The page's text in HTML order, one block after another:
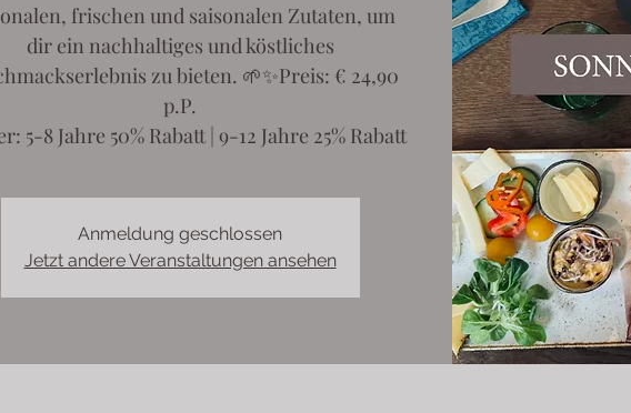
frischen und saisonalen Zutaten, um
dir ein nachhaltiges und köstliches
zu bieten. 🌱✨Preis: € 24,90
p.P.
5-8 Jahre 50% Rabatt | 9-12 Jahre 25% Rabatt
Anmeldung geschlossen
Jetzt andere Veranstaltungen ansehen